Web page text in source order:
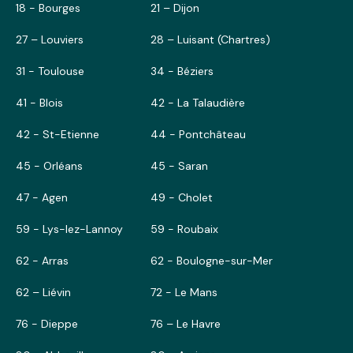
18 - Bourges 21 – Dijon
27 – Louviers 28 – Luisant (Chartres)
31 - Toulouse 34 - Béziers
41 - Blois 42 - La Talaudière
42 - St-Etienne 44 - Pontchâteau
45 - Orléans 45 - Saran
47 - Agen 49 - Cholet
59 - Lys-lez-Lannoy 59 - Roubaix
62 - Arras 62 - Boulogne-sur-Mer
62 – Liévin 72 - Le Mans
76 - Dieppe 76 – Le Havre